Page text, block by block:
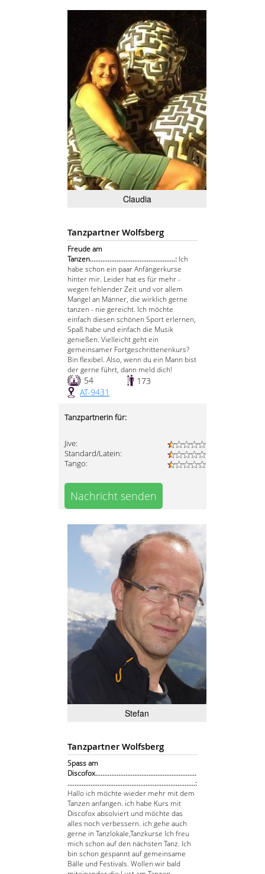
Claudia
Tanzpartner Wolfsberg
Freude am
Tanzen................................................: Ich
habe schon ein paar Anfängerkurse
hinter mir. Leider hat es für mehr -
wegen fehlender Zeit und vor allem
Mangel an Männer, die wirklich gerne
tanzen - nie gereicht. Ich möchte
einfach diesen schönen Sport erlernen,
Spaß habe und einfach die Musik
genießen. Vielleicht geht ein
gemeinsamer Fortgeschrittenenkurs?
Bin flexibel. Also, wenn du ein Mann bist
der gerne führt, dann meld dich!
54
173
AT-9431
Tanzpartnerin für:
Jive:
Standard/Latein:
Tango:
Nachricht senden
Stefan
Tanzpartner Wolfsberg
Spass am
Discofox.........................................................
........................................................................:
Hallo ich möchte wieder mehr mit dem
Tanzen anfangen. ich habe Kurs mit
Discofox absolviert und möchte das
alles noch verbessern. ich gehe auch
gerne in Tanzlokale,Tanzkurse Ich freu
mich schon auf den nächsten Tanz. Ich
bin schon gespannt auf gemeinsame
Bälle und Festivals. Wollen wir bald